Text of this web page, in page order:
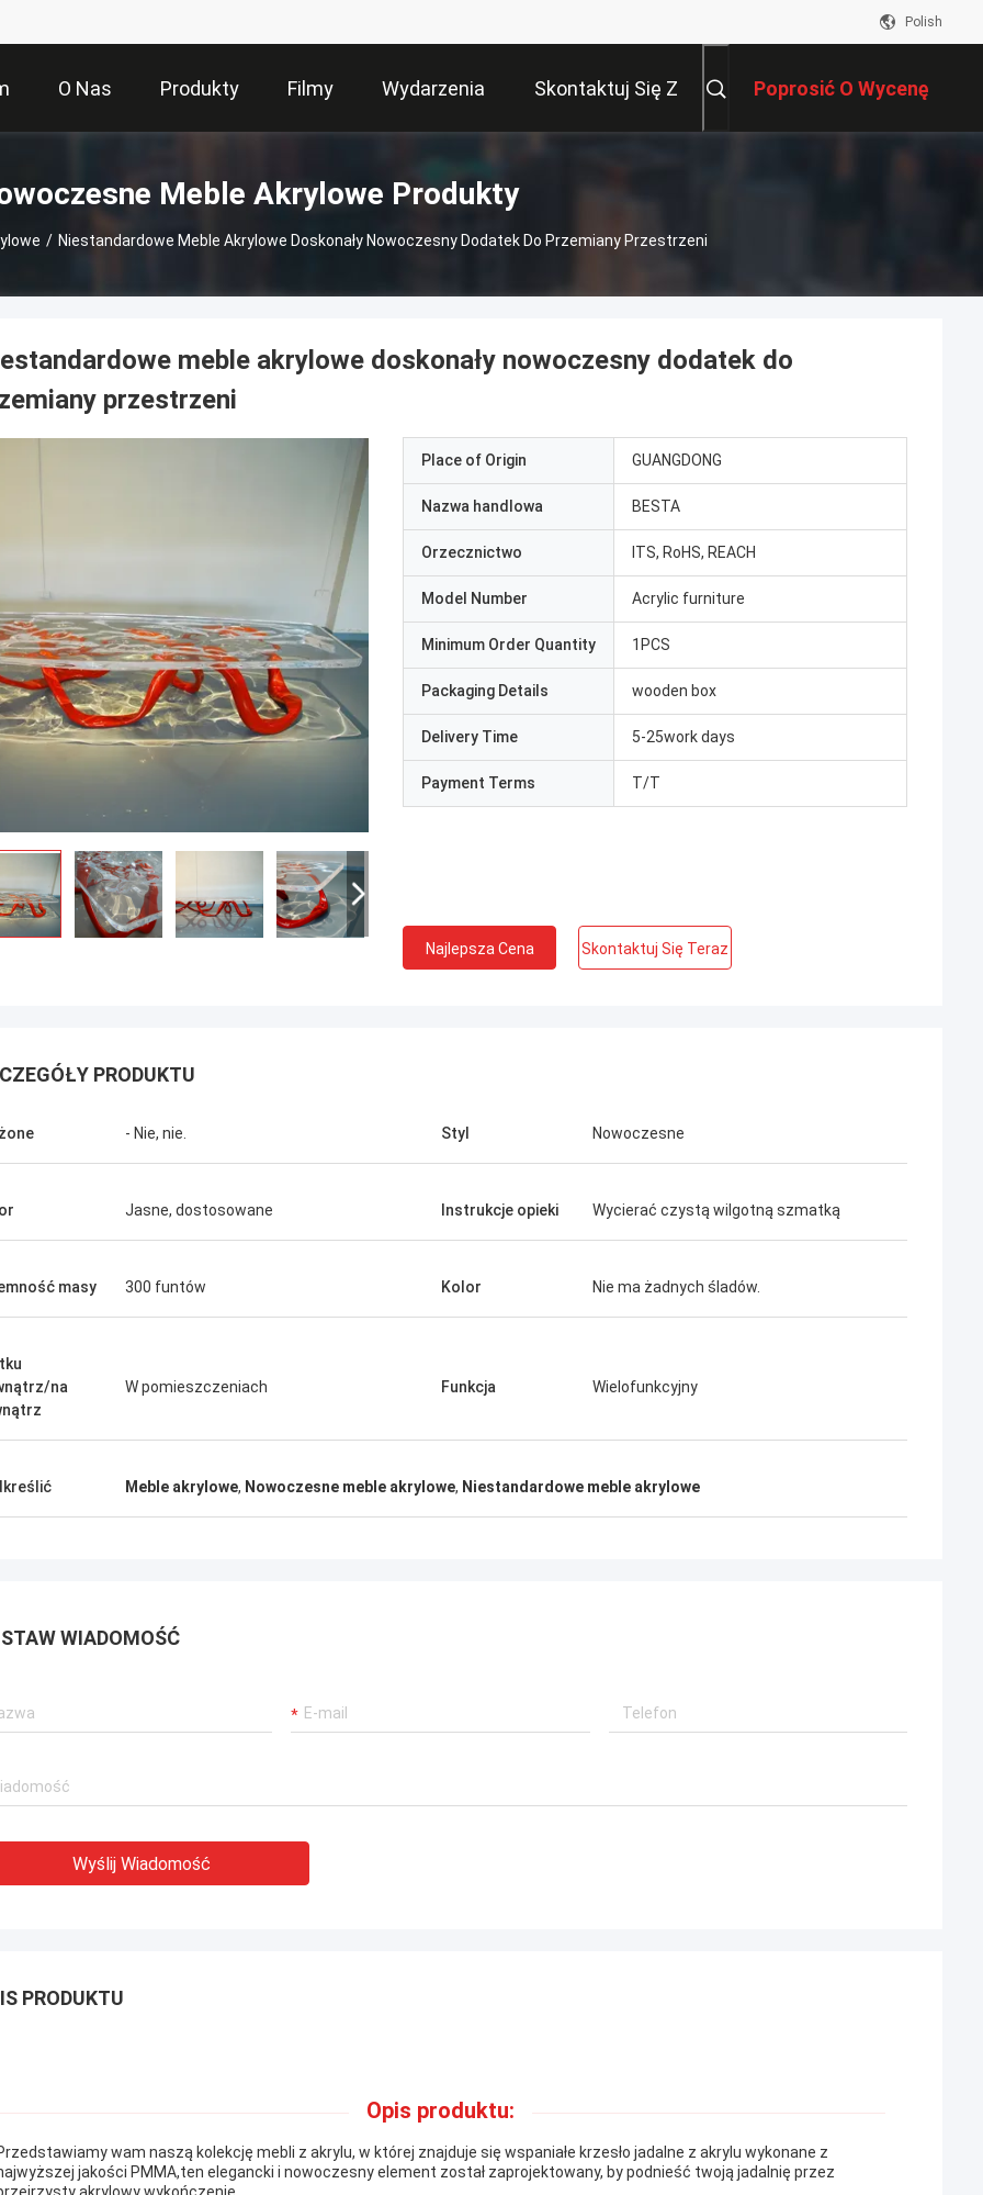
Polish
O Nas Produkty Filmy Wydarzenia Skontaktuj Się Z Poprosić O Wycenę
Meble Akrylowe Produkty
/ Niestandardowe Meble Akrylowe Doskonały Nowoczesny Dodatek Do Przemiany Przestrzeni
że pańskie produkty są
dobre. Dziękuję za wszystkie
również dobra obsługa
meble akrylowe doskonały nowoczesny dodatek do
przestrzeni
Place of Origin GUANGDONG
Nazwa handlowa BESTA
Orzecznictwo ITS, RoHS, REACH
Model Number Acrylic furniture
Minimum Order Quantity 1PCS
Packaging Details wooden box
Delivery Time 5-25work days
Payment Terms T/T
Najlepsza Cena Skontaktuj Się Teraz
PRODUKTU
- Nie, nie. Styl Nowoczesne
Jasne, dostosowane Instrukcje opieki Wycierać czystą wilgotną szmatką
masy 300 funtów Kolor Nie ma żadnych śladów.
na
W pomieszczeniach Funkcja Wielofunkcyjny
Meble akrylowe, Nowoczesne meble akrylowe, Niestandardowe meble akrylowe
WIADOMOŚĆ
Wyślij Wiadomość
PRODUKTU
Opis produktu:
wam naszą kolekcję mebli z akrylu, w której znajduje się wspaniałe krzesło jadalne z akrylu wykonane z
jakości PMMA,ten elegancki i nowoczesny element został zaprojektowany, by podnieść twoją jadalnię przez